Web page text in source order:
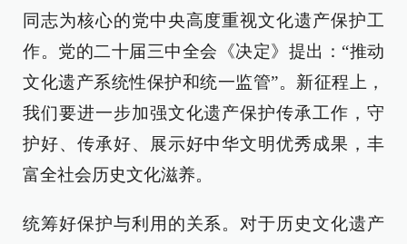
同志为核心的党中央高度重视文化遗产保护工
作。党的二十届三中全会《决定》提出：“推动
文化遗产系统性保护和统一监管”。新征程上，
我们要进一步加强文化遗产保护传承工作，守
护好、传承好、展示好中华文明优秀成果，丰
富全社会历史文化滋养。
统筹好保护与利用的关系。对于历史文化遗产